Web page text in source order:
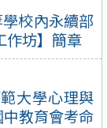
校內永續部
作坊】簡章
大學心理與
教育會考命